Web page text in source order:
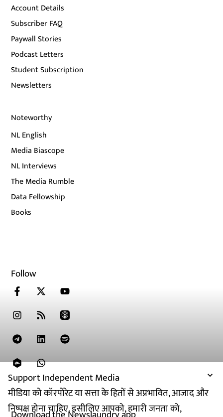
Support Independent Media
मीडिया को कॉरपोरेट या सत्ता के हितों से अप्रभावित, आजाद और
निष्पक्ष होना चाहिए. इसीलिए आपको, हमारी जनता को,
Account Details
Subscriber FAQ
Paywall Stories
Podcast Letters
Student Subscription
Newsletters
Noteworthy
NL English
Media Biascope
NL Interviews
The Media Rumble
Data Fellowship
Books
Follow